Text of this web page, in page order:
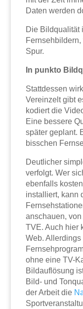
Daten werden
Die Bildqualität
Spur.
In punkto
Stattdessen
Vereinzelt gibt
kodiert die
Eine bessere
später geplant.
bisschen
Deutlicher
verfolgt. Wer
ebenfalls
installiert, kann
anschauen,
TVE. Auch hier
Web.
ohne eine TV-
Bildauflösung
Bild- und
der Arbeit die